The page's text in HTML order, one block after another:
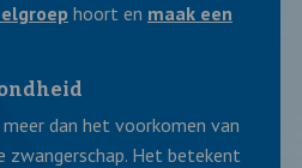
hoort en maak een
dan het voorkomen van
zwangerschap. Het betekent